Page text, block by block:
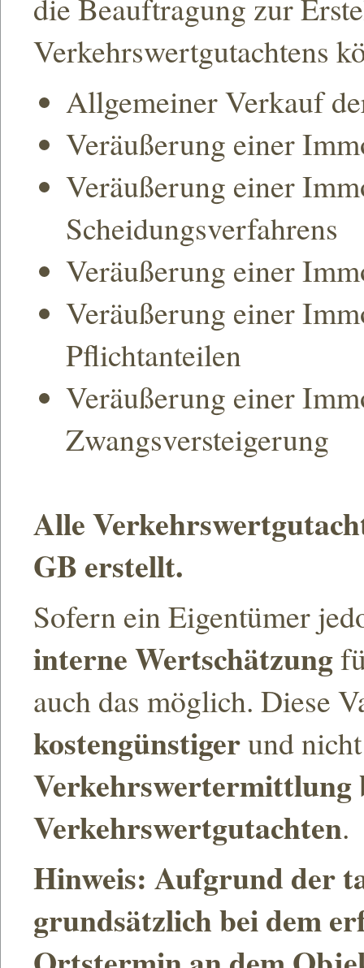
die Beauftragung zur
Verkehrswertgutachtens
Allgemeiner Verkauf
Veräußerung einer
Veräußerung einer
Scheidungsverfahrens
Veräußerung einer
Veräußerung einer
Pflichtanteilen
Veräußerung einer
Zwangsversteigerung
Alle
GB erstellt.
Sofern ein Eigentümer
interne Wertschätzung
auch das möglich. Diese
kostengünstigerund
Verkehrswertermittlung
Verkehrswertgutachten.
Hinweis: Aufgrund der
grundsätzlich bei dem